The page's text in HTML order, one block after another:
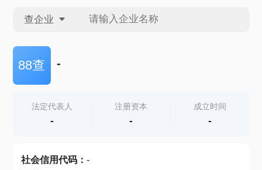
查企业
查企业
查产地
88查 -
法定代表人
-
注册资本
-
成立时间
-
社会信用代码： -